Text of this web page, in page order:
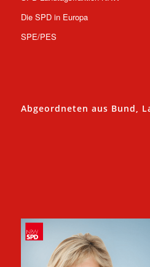
Die SPD in Europa
SPE/PES
Abgeordneten aus Bund,